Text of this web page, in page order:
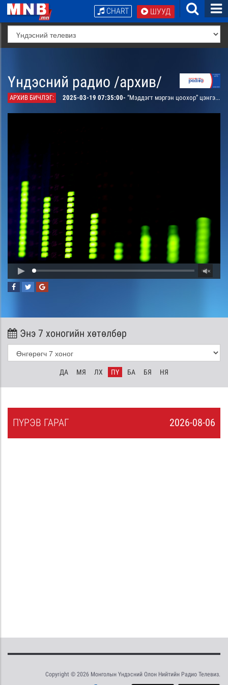
ШУУД
CHART
Үндэсний радио /архив/
АРХИВ БИЧЛЭГ: 2025-03-19 07:35:00- “Мэддэгт мэргэн цоохор” цэнгээнт булан: Шууд эфирт сонсогч холбогдож, оньсого таана.
Энэ 7 хоногийн хөтөлбөр
ДА МЯ ЛХ ПҮ БА БЯ НЯ
2026-08-06
ПҮРЭВ ГАРАГ
Copyright © 2026 Монголын Үндэсний Олон Нийтийн Радио Телевиз.